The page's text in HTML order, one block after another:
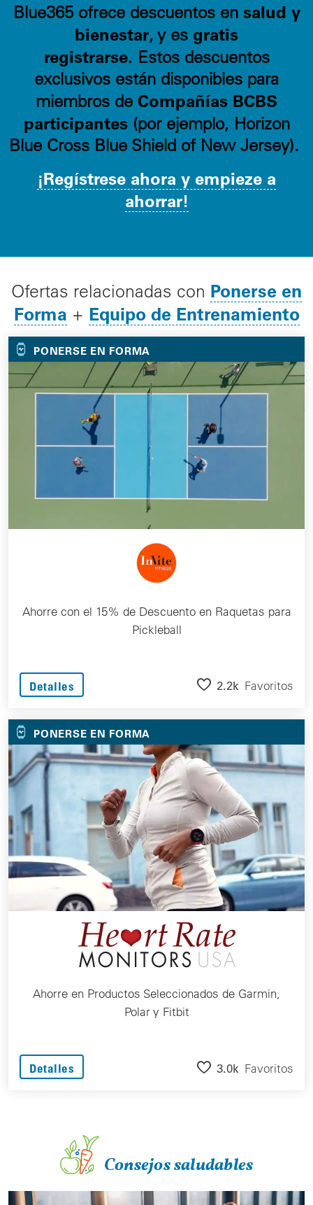
Blue365 ofrece descuentos en salud y
bienestar, y es gratis
registrarse. Estos descuentos
exclusivos están disponibles para
miembros de Compañías BCBS
participantes(por ejemplo, Horizon
Blue Cross Blue Shield of New Jersey).
¡Regístrese ahora y empieze a
ahorrar!
Ofertas relacionadas con Ponerse en
Forma + Equipo de Entrenamiento
PONERSE EN FORMA
Ahorre con el 15% de Descuento en Raquetas para
Pickleball
Detalles 2.2k Favoritos
PONERSE EN FORMA
Ahorre en Productos Seleccionados de Garmin,
Polar y Fitbit
Detalles 3.0k Favoritos
Consejos saludables